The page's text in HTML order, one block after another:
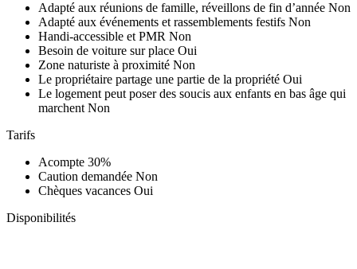
Adapté aux réunions de famille, réveillons de fin d’année Non
Adapté aux événements et rassemblements festifs Non
Handi-accessible et PMR Non
Besoin de voiture sur place Oui
Zone naturiste à proximité Non
Le propriétaire partage une partie de la propriété Oui
Le logement peut poser des soucis aux enfants en bas âge qui
marchent Non
Tarifs
Acompte 30%
Caution demandée Non
Chèques vacances Oui
Disponibilités